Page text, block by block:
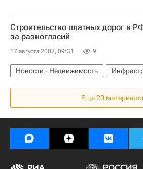
Строительство платных дорог в
за разногласий
17 августа 2007, 09:31 9
Новости - Недвижимость
Еще 20